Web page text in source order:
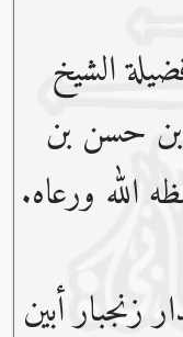
الشيخ
بن حسن بن
ﷲ ورعاه.
زنجبار أبين